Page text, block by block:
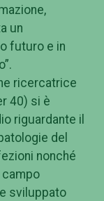
un
futuro e in
ricercatrice
40) si è
riguardante il
del
nonché
sviluppato